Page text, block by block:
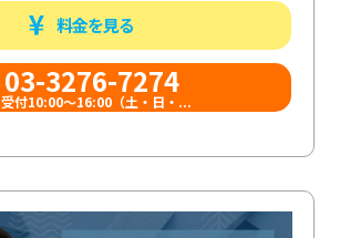
料金を見る
03-3276-7274
受付10:00〜16:00（土・日・...